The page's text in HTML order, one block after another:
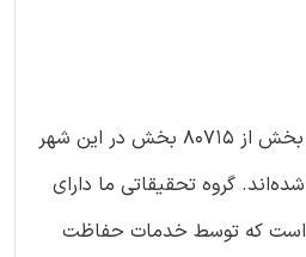
در بارسلونا، تقریباً 71،000 بخش از 80715 بخش در این شهر
گروه تحقیقاتی ما دارای
است که توسط خدمات حفاظت